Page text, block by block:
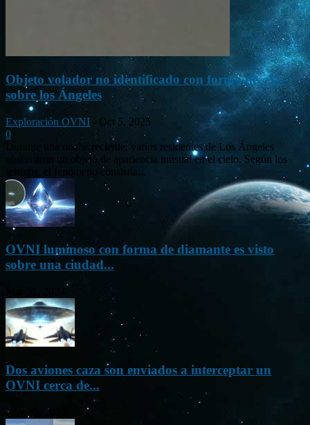
Objeto volador no identificado con forma de «V»
sobre los Ángeles
Exploración OVNI - Oct 5, 2025
0
Durante una noche reciente, varios residentes de Los Ángeles
observaron un objeto de apariencia inusual en el cielo. Según los
testigos, el fenómeno consistía...
OVNI luminoso con forma de diamante es visto
sobre una ciudad...
Dos aviones caza son enviados a interceptar un
OVNI cerca de...
Nov 22, 2023